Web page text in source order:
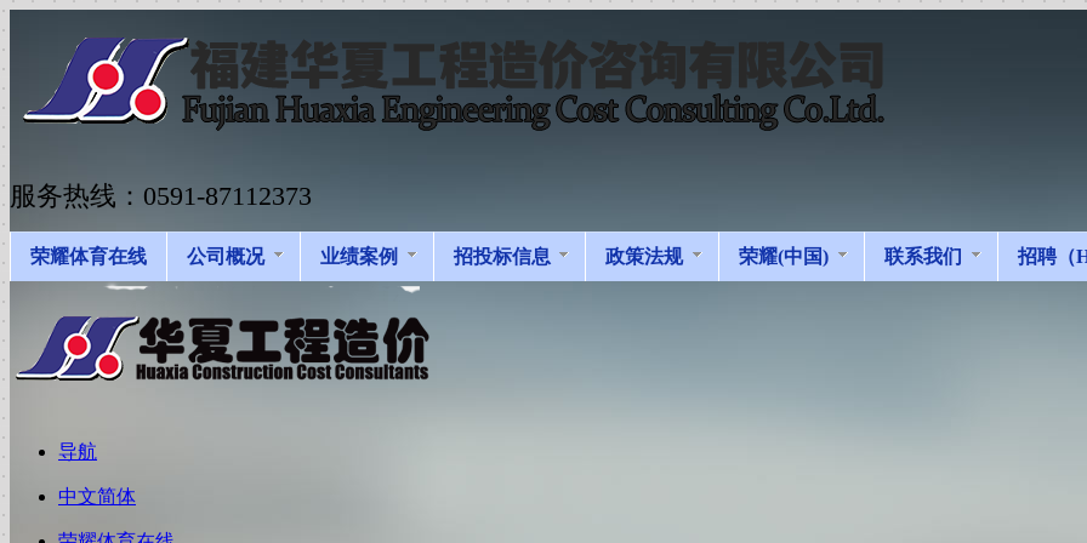
服务热线：0591-87112373
荣耀体育在线 公司概况 业绩案例 招投标信息 政策法规 荣耀(中国) 联系我们 招聘（
导航
中文简体